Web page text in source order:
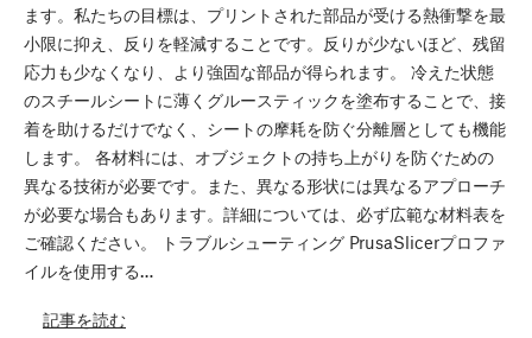
ます。私たちの目標は、プリントされた部品が受ける熱衝撃を最
小限に抑え、反りを軽減することです。反りが少ないほど、残留
応力も少なくなり、より強固な部品が得られます。 冷えた状態
のスチールシートに薄くグルースティックを塗布することで、接
着を助けるだけでなく、シートの摩耗を防ぐ分離層としても機能
します。 各材料には、オブジェクトの持ち上がりを防ぐための
異なる技術が必要です。また、異なる形状には異なるアプローチ
が必要な場合もあります。詳細については、必ず広範な材料表を
ご確認ください。 トラブルシューティング PrusaSlicerプロファ
イルを使用する…
記事を読む